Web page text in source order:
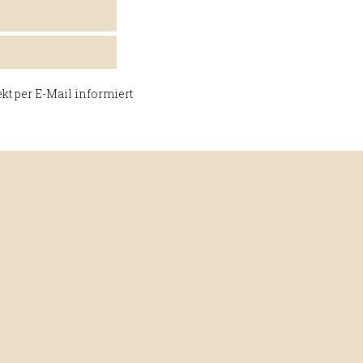
Sortiment
von 10 rm pro
getrocknete
per E-Mail informiert